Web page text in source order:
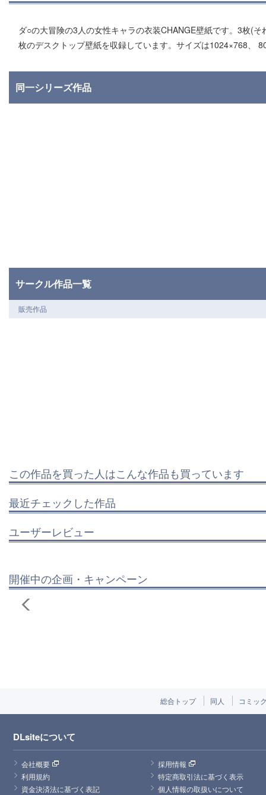
ダ○の大冒険の3人の女性キャラの衣装CHANGE壁紙です。3枚(
枚のデスクトップ壁紙を収録しています。サイズは1024×768、
同一シリーズ作品
サークル作品一覧
販売作品
この作品を買った人はこんな作品も買っています
最近チェックした作品
ユーザーレビュー
開催中の企画・キャンペーン
総合トップ 同人 コミッ
DLsiteについて
会社概要
採用情報
利用規約
特定商取引法に基づく表示
資金決済法に基づく表記
個人情報の取扱いについて